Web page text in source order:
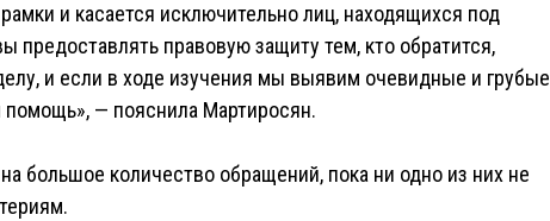
и касается исключительно лиц, находящихся под
предоставлять правовую защиту тем, кто обратится,
и если в ходе изучения мы выявим очевидные и грубые
— пояснила Мартиросян.
большое количество обращений, пока ни одно из них не